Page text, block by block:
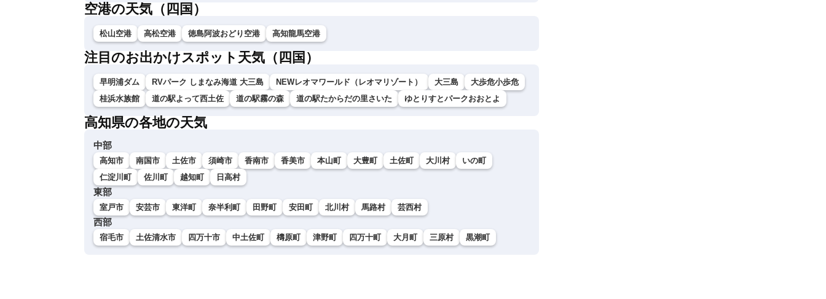
空港の天気（四国）
松山空港 高松空港 徳島阿波おどり空港 高知龍馬空港
注目のお出かけスポット天気（四国）
早明浦ダム RVパーク しまなみ海道 大三島 NEWレオマワールド（レオマリゾート） 大三島
大歩危小歩危
桂浜水族館
道の駅よって西土佐 道の駅霧の森 道の駅たからだの里さいた ゆとりすとパークおおとよ
高知県の各地の天気
中部
高知市 南国市 土佐市 須崎市 香南市 香美市 本山町 大豊町 土佐町 大川村
いの町
仁淀川町
佐川町 越知町 日高村
東部
室戸市 安芸市 東洋町 奈半利町 田野町 安田町 北川村 馬路村 芸西村
西部
宿毛市 土佐清水市 四万十市 中土佐町 檮原町 津野町 四万十町 大月町 三原村 黒潮町